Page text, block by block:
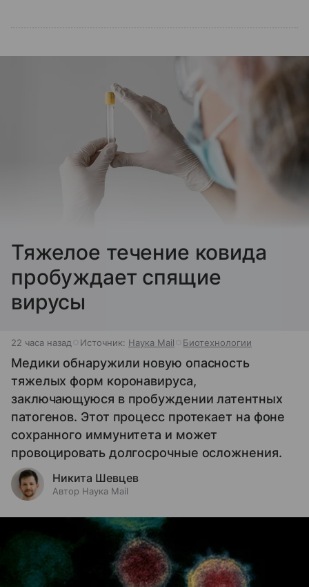
Тяжелое течение ковида
пробуждает спящие
вирусы
22 часа назад Источник: Наука Mail Биотехнологии
Медики обнаружили новую опасность
тяжелых форм коронавируса,
заключающуюся в пробуждении латентных
патогенов. Этот процесс протекает на фоне
сохранного иммунитета и может
провоцировать долгосрочные осложнения.
Никита Шевцев
Автор Наука Mail